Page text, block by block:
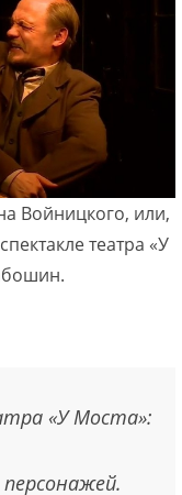
Войницкого, или,
театра «У
«У Моста»: